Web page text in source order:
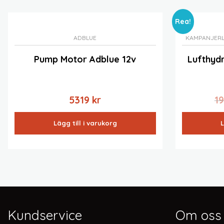
ADBLUE
Pump Motor Adblue 12v
5319 kr
Lägg till i varukorg
Rea!
KAMPANJER
Kundservice Om oss